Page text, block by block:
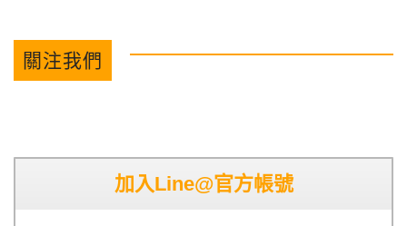
關注我們
加入Line@官方帳號